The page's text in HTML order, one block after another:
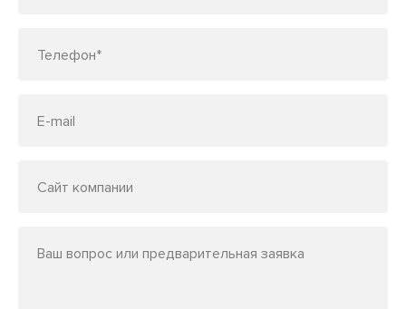
Телефон*
E-mail
Сайт компании
Ваш вопрос или предварительная заявка